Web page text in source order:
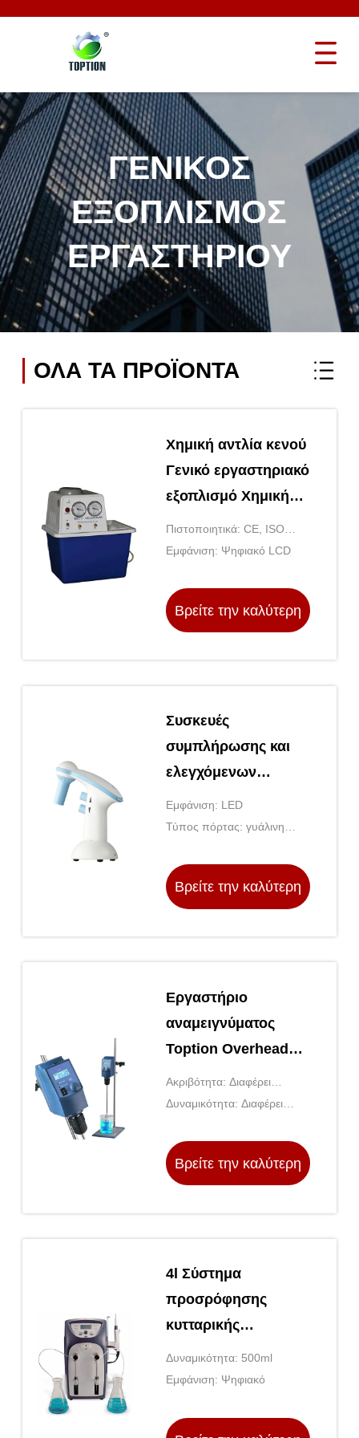
ΓΕΝΙΚΌΣ
ΕΞΟΠΛΙΣΜΌΣ
ΕΡΓΑΣΤΗΡΊΟΥ
ΟΛΑ ΤΑ ΠΡΟΪΌΝΤΑ
Χημική αντλία κενού
Γενικό εργαστηριακό
εξοπλισμό Χημική
αντλία
διαφράγματος
Πιστοποιητικά: CE, ISO
9001
Εμφάνιση: Ψηφιακό LCD
Βρείτε την καλύτερη
Συσκευές
συμπλήρωσης και
ελεγχόμενων
σωληνώσεων Γενικό
εργαστήριο Λευκό
Εμφάνιση: LED
Τύπος πόρτας: γυάλινη
Βρείτε την καλύτερη
Εργαστήριο
αναμειγνύματος
Toption Overhead
Stirrer για τη
σύνθεση φαρμάκων
Ακριβότητα: Διαφέρει
ανάλογα με τον ειδικό
Δυναμικότητα: Διαφέρει
εξοπλισμό
Βρείτε την καλύτερη
4l Σύστημα
προσρόφησης
κυτταρικής
καλλιέργειας
Εξόρυξη DNA
προσρόφησης
Δυναμικότητα: 500ml
Εμφάνιση: Ψηφιακό